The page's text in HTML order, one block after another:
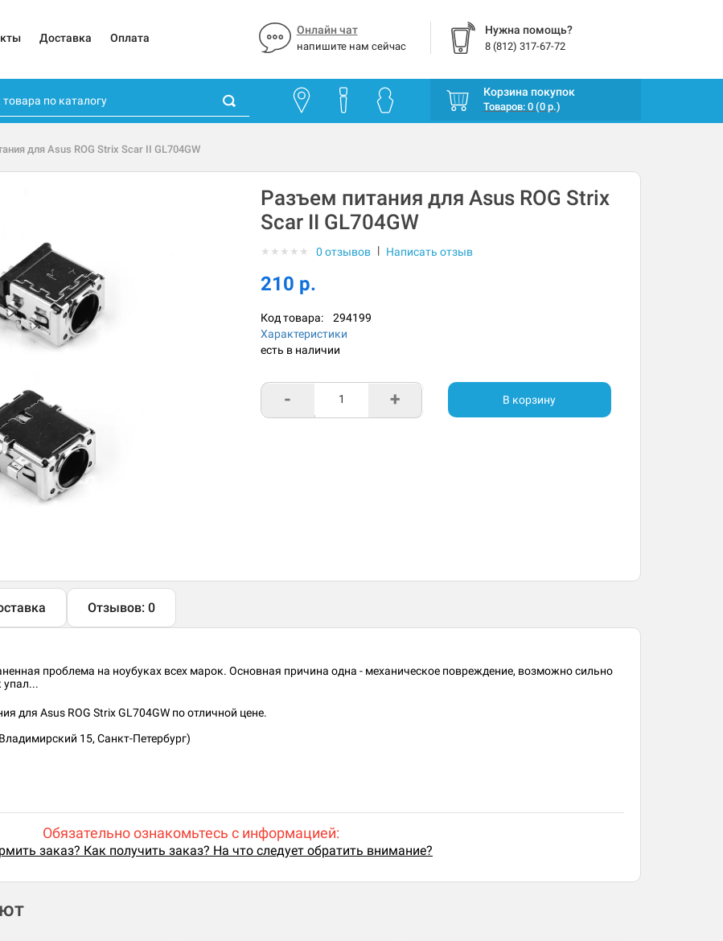
Доставка Оплата
Онлайн чат
напишите нам сейчас
Нужна помощь?
8 (812) 317-67-72
Корзина покупок
Товаров: 0 (0 р.)
для Asus ROG Strix Scar II GL704GW
Разъем питания для Asus ROG Strix
Scar II GL704GW
★ ★ ★ ★ ★ 0 отзывов | Написать отзыв
210 р.
Код товара: 294199
Характеристики
есть в наличии
- + В корзину
Отзывов: 0
проблема на ноубуках всех марок. Основная причина одна - механическое повреждение, возможно сильно
упал...
для Asus ROG Strix GL704GW по отличной цене.
15, Санкт-Петербург)
Обязательно ознакомьтесь с информацией:
заказ? Как получить заказ? На что следует обратить внимание?